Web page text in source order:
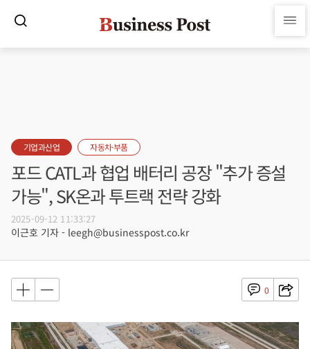
기업과산업 자동차·부품
포드 CATL과 협업 배터리 공장 "추가 증설
가능", SK온과 투트랙 전략 강화
2025-09-12 11:33:27
이근호 기자 - leegh@businesspost.co.kr
0